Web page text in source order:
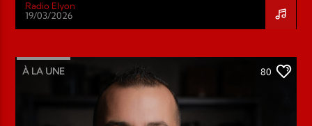
Radio Elyon
19/03/2026
À LA UNE 80